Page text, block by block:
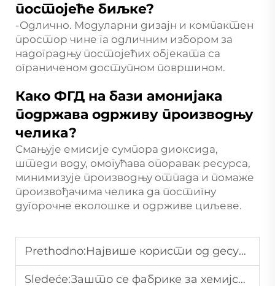
постојеће биљке?
-Одлично. Модуларни дизајн и компактен
простор чине га одличним избором за
надоградњу постојећих објеката са
ограниченом доступном површином.
Како ФГД на бази амонијака
подржава одрживу производњу
челика?
Смањује емисије сумпора диоксида,
штеди воду, омогућава опоравак ресурса,
минимизује производњу отпада и помаже
произвођачима челика да постигну
дугорочне еколошке и одрживе циљеве.
Prethodno:Највише користи од десулфуризације на бази амонијака за индустријску контролу SO2
Sledeće:Зашто се фабрике за хемијску производњу угља одлуче за десулфуризацију на бази амонијака за одрживу контролу емисија